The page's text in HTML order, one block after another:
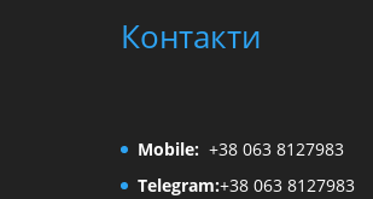
Контакти
Mobile:+38 063 8127983
Telegram:+38 063 8127983